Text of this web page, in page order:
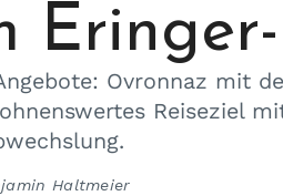
Ovronnaz mit
Reiseziel
Haltmeier